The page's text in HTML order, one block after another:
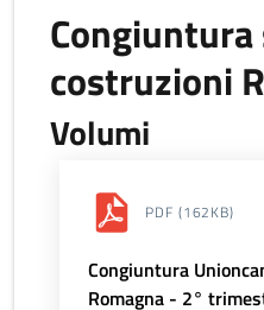
costruzioni
Volumi
PDF (162KB)
Congiuntura
Romagna - 2°